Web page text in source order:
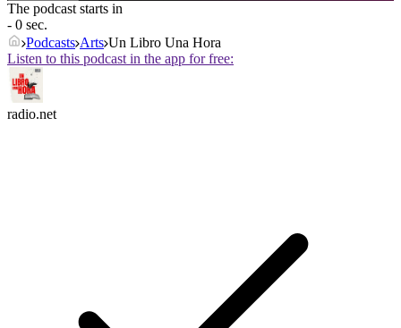
The podcast starts in
- 0 sec.
Podcasts Arts Un Libro Una Hora
Listen to this podcast in the app for free:
radio.net